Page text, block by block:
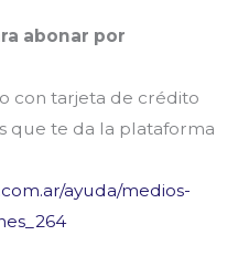
abonar por
con tarjeta de crédito
que te da la plataforma
ayuda/medios-